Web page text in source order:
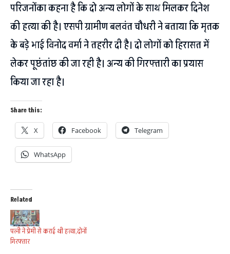
परिजनोंका कहना है कि दो अन्य लोगों के साथ मिलकर दिनेश
की हत्या की है। एसपी ग्रामीण बलवंत चौधरी ने बताया कि मृतक
के बड़े भाई विनोद वर्मा ने तहरीर दी है। दो लोगों को हिरासत में
लेकर पूछंतांछ की जा रही है। अन्य की गिरफ्तारी का प्रयास
किया जा रहा है।
Share this:
X Facebook Telegram
WhatsApp
Related
पत्नी ने प्रेमी से कराई थी हत्या,दोनों
गिरफ्तार